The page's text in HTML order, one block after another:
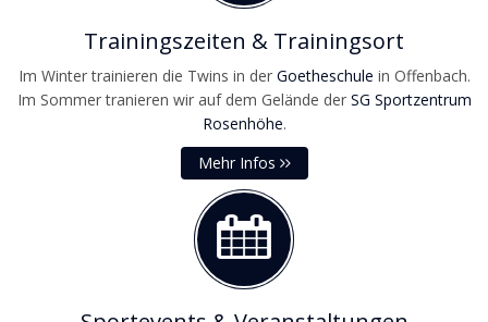
Trainingszeiten & Trainingsort
Im Winter trainieren die Twins in der Goetheschule in Offenbach.
Im Sommer tranieren wir auf dem Gelände der SG Sportzentrum
Rosenhöhe.
Mehr Infos